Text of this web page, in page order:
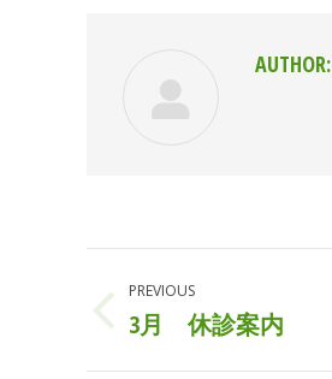
AUTHOR:
NAVIGATION
PREVIOUS
Previous
3月 休診案内